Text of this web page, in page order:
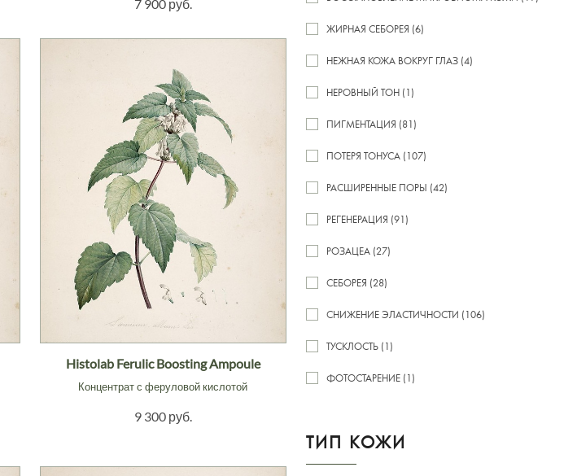
7 900 руб.
Histolab Ferulic Boosting Ampoule
Концентрат с феруловой кислотой
9 300 руб.
ЖИРНАЯ СЕБОРЕЯ (6)
НЕЖНАЯ КОЖА ВОКРУГ ГЛАЗ (4)
НЕРОВНЫЙ ТОН (1)
ПИГМЕНТАЦИЯ (81)
ПОТЕРЯ ТОНУСА (107)
РАСШИРЕННЫЕ ПОРЫ (42)
РЕГЕНЕРАЦИЯ (91)
РОЗАЦЕА (27)
СЕБОРЕЯ (28)
СНИЖЕНИЕ ЭЛАСТИЧНОСТИ (106)
ТУСКЛОСТЬ (1)
ФОТОСТАРЕНИЕ (1)
ТИП КОЖИ